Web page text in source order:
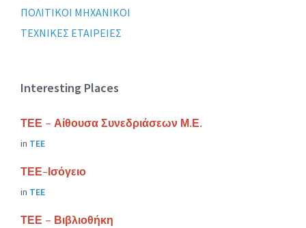
ΠΟΛΙΤΙΚΟΙ ΜΗΧΑΝΙΚΟΙ
ΤΕΧΝΙΚΕΣ ΕΤΑΙΡΕΙΕΣ
Interesting Places
ΤΕΕ – Αίθουσα Συνεδριάσεων Μ.Ε.
in ΤΕΕ
ΤΕΕ-Ισόγειο
in ΤΕΕ
ΤΕΕ – Βιβλιοθήκη